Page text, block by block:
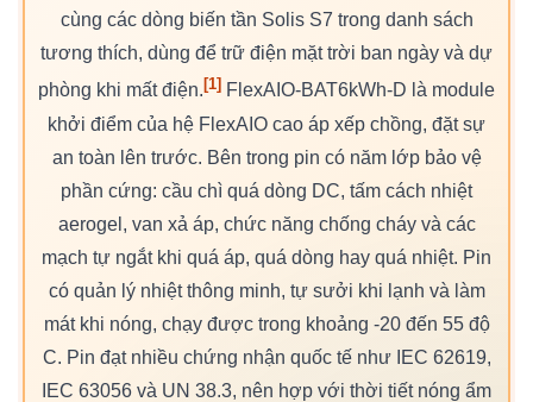
cùng các dòng biến tần Solis S7 trong danh sách
tương thích, dùng để trữ điện mặt trời ban ngày và dự
phòng khi mất điện. [1] FlexAIO-BAT6kWh-D là module
khởi điểm của hệ FlexAIO cao áp xếp chồng, đặt sự
an toàn lên trước. Bên trong pin có năm lớp bảo vệ
phần cứng: cầu chì quá dòng DC, tấm cách nhiệt
aerogel, van xả áp, chức năng chống cháy và các
mạch tự ngắt khi quá áp, quá dòng hay quá nhiệt. Pin
có quản lý nhiệt thông minh, tự sưởi khi lạnh và làm
mát khi nóng, chạy được trong khoảng -20 đến 55 độ
C. Pin đạt nhiều chứng nhận quốc tế như IEC 62619,
IEC 63056 và UN 38.3, nên hợp với thời tiết nóng ẩm